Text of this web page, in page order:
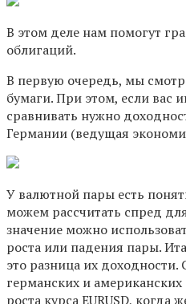
В этом деле нам помогут
облигаций.
В первую очередь, мы
бумаги. При этом, если вас
сравнивать нужно
Германии (ведущая
У валютной пары есть
можем рассчитать спред
значение можно
роста или падения пары.
это разница их
германских и
роста курса EURUSD, когда